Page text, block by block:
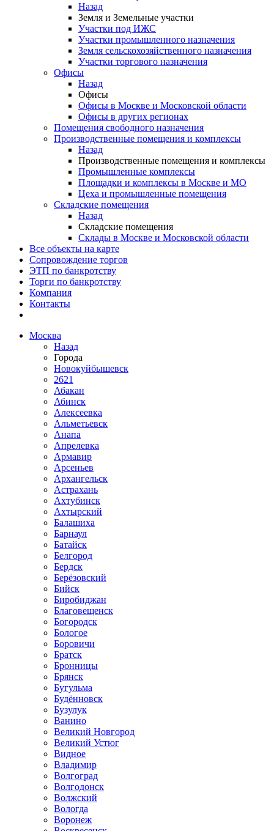
Назад
Земля и Земельные участки
Участки под ИЖС
Участки промышленного назначения
Земля сельскохозяйственного назначения
Участки торгового назначения
Офисы
Назад
Офисы
Офисы в Москве и Московской области
Офисы в других регионах
Помещения свободного назначения
Производственные помещения и комплексы
Назад
Производственные помещения и комплексы
Промышленные комплексы
Площадки и комплексы в Москве и МО
Цеха и промышленные помещения
Складские помещения
Назад
Складские помещения
Склады в Москве и Московской области
Все объекты на карте
Сопровождение торгов
ЭТП по банкротству
Торги по банкротству
Компания
Контакты
Москва
Назад
Города
Новокуйбышевск
2621
Абакан
Абинск
Алексеевка
Альметьевск
Анапа
Апрелевка
Армавир
Арсеньев
Архангельск
Астрахань
Ахтубинск
Ахтырский
Балашиха
Барнаул
Батайск
Белгород
Бердск
Берёзовский
Бийск
Биробиджан
Благовещенск
Богородск
Бологое
Боровичи
Братск
Бронницы
Брянск
Бугульма
Будённовск
Бузулук
Ванино
Великий Новгород
Великий Устюг
Видное
Владимир
Волгоград
Волгодонск
Волжский
Вологда
Воронеж